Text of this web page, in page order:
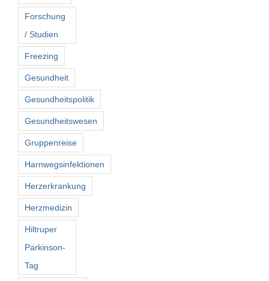
Forschung
/ Studien
Freezing
Gesundheit
Gesundheitspolitik
Gesundheitswesen
Gruppenreise
Harnwegsinfektionen
Herzerkrankung
Herzmedizin
Hiltruper
Parkinson-
Tag